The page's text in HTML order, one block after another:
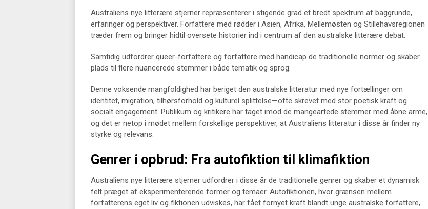
Australiens nye litterære stjerner repræsenterer i stigende grad et bredt spektrum af baggrunde,
erfaringer og perspektiver. Forfattere med rødder i Asien, Afrika, Mellemøsten og Stillehavsregionen
træder frem og bringer hidtil oversete historier ind i centrum af den australske litterære debat.
Samtidig udfordrer queer-forfattere og forfattere med handicap de traditionelle normer og skaber
plads til flere nuancerede stemmer i både tematik og sprog.
Denne voksende mangfoldighed har beriget den australske litteratur med nye fortællinger om
identitet, migration, tilhørsforhold og kulturel splittelse—ofte skrevet med stor poetisk kraft og
socialt engagement. Publikum og kritikere har taget imod de mangeartede stemmer med åbne arme,
og det er netop i mødet mellem forskellige perspektiver, at Australiens litteratur i disse år finder ny
styrke og relevans.
Genrer i opbrud: Fra autofiktion til klimafiktion
Australiens nye litterære stjerner udfordrer i disse år de traditionelle genrer og skaber et dynamisk
felt præget af eksperimenterende former og temaer. Autofiktionen, hvor grænsen mellem
forfatterens eget liv og fiktionen udviskes, har fået fornyet kraft blandt unge australske forfattere,